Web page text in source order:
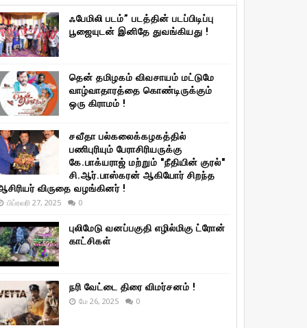
ஃபேமிலி படம்” படத்தின் படப்பிடிப்பு
பூஜையுடன் இனிதே துவங்கியது !
தென் தமிழகம் விவசாயம் மட்டுமே
வாழ்வாதாரத்தை கொண்டிருக்கும்
ஒரு கிராமம் !
சவீதா பல்கலைக்கழகத்தில்
பணிபுரியும் பேராசிரியருக்கு
கே.பாக்யராஜ் மற்றும் "நீதியின் குரல்"
சி.ஆர்.பாஸ்கரன் ஆகியோர் சிறந்த
விருதை வழங்கினர் !
பிப்ரவரி 27, 2025 0
புலிமேடு வனப்பகுதி எழில்மிகு ட்ரோன்
காட்சிகள்
நரி வேட்டை திரை விமர்சனம் !
மே 26, 2025 0